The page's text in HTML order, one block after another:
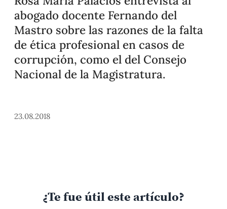
abogado docente Fernando del
Mastro sobre las razones de la falta
de ética profesional en casos de
corrupción, como el del Consejo
Nacional de la Magistratura.
23.08.2018
¿Te fue útil este artículo?